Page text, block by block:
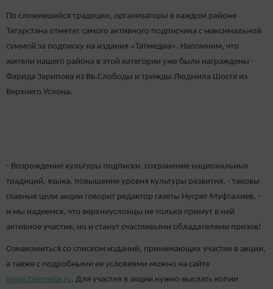
По сложившейся традиции, организаторы в каждом районе
Татарстана отметят самого активного подписчика с максимальной
суммой за подписку на издания «Татмедиа». Напомним, что
жители нашего района в этой категории уже были награждены -
Фарида Зарипова из Вв.Слободы и трижды Людмила Шостя из
Верхнего Услона.
- Возрождение культуры подписки, сохранение национальных
традиций, языка, повышение уровня культуры развития, - таковы
главные цели акции говорит редактор газеты Нусрет Муфталиев, -
и мы надеемся, что верхнеуслонцы не только примут в ней
активное участие, но и станут счастливыми обладателями призов!
Ознакомиться со списком изданий, принимающих участие в акции,
а также с подробными ее условиями можно на сайте
www.tatmedia.ru. Для участия в акции нужно выслать копии